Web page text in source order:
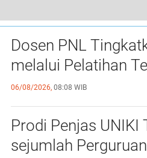
Pemuda di Aceh Utara
Dosen PNL
melalui Pelatihan
06/08/2026, 08:08 WIB
Prodi Penjas UNIKI
sejumlah